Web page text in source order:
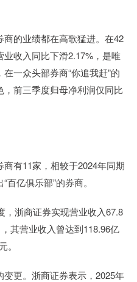
的业绩都在高歌猛进。在42
收入同比下滑2.17%，是唯
一众头部券商“你追我赶”的
前三季度归母净利润仅同比
有11家，相较于2024年同期
亿俱乐部”的券商。
浙商证券实现营业收入67.8
其营业收入曾达到118.96亿
更。浙商证券表示，2025年